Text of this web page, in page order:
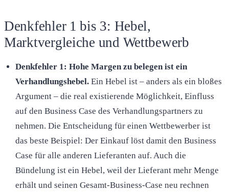
Denkfehler 1 bis 3: Hebel,
Marktvergleiche und Wettbewerb
Denkfehler 1: Hohe Margen zu belegen ist ein
Verhandlungshebel. Ein Hebel ist – anders als ein bloßes
Argument – die real existierende Möglichkeit, Einfluss
auf den Business Case des Verhandlungspartners zu
nehmen. Die Entscheidung für einen Wettbewerber ist
das beste Beispiel: Der Einkauf löst damit den Business
Case für alle anderen Lieferanten auf. Auch die
Bündelung ist ein Hebel, weil der Lieferant mehr Menge
erhält und seinen Gesamt-Business-Case neu rechnen